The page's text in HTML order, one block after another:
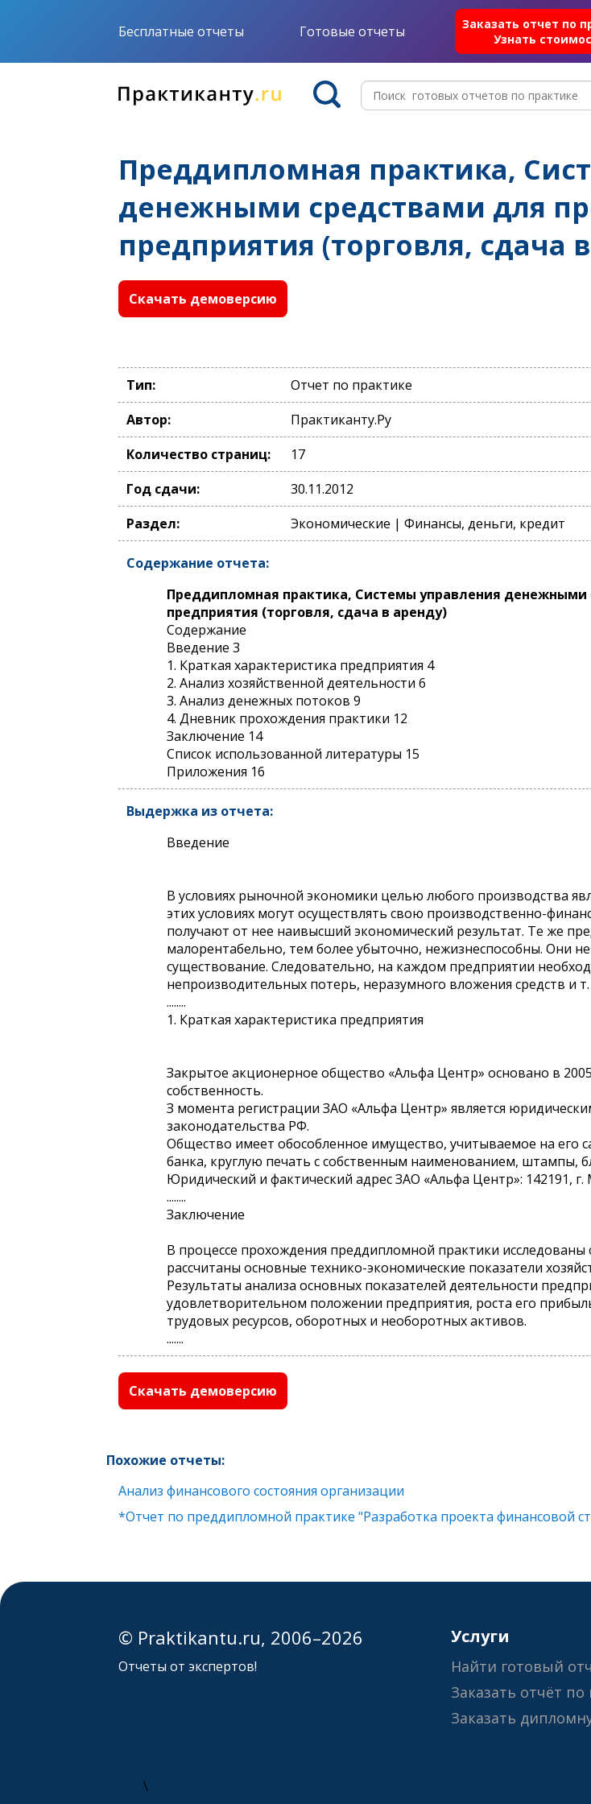
Бесплатные отчеты Готовые отчеты
Заказать отчет по
Узнать
Преддипломная практика,
денежными средствами для
предприятия (торговля, сдача
Скачать демоверсию
Тип:
Отчет по практике
Автор:
Практиканту.Ру
Количество страниц:
17
Год сдачи:
30.11.2012
Раздел:
Экономические | Финансы, деньги, кредит
Содержание отчета:
Преддипломная практика, Системы управления
предприятия (торговля, сдача в аренду)
Содержание
Введение 3
1. Краткая характеристика предприятия 4
2. Анализ хозяйственной деятельности 6
3. Анализ денежных потоков 9
4. Дневник прохождения практики 12
Заключение 14
Список использованной литературы 15
Приложения 16
Выдержка из отчета:
Введение
В условиях рыночной экономики целью любого производства
этих условиях могут осуществлять свою производственно-
получают от нее наивысший экономический результат. Те же
малорентабельно, тем более убыточно, нежизнеспособны. Они
существование. Следовательно, на каждом предприятии
непроизводительных потерь, неразумного вложения средств и т.
........
1. Краткая характеристика предприятия
Закрытое акционерное общество «Альфа Центр» основано в
собственность.
З момента регистрации ЗАО «Альфа Центр» является
законодательства РФ.
Общество имеет обособленное имущество, учитываемое на его
банка, круглую печать с собственным наименованием, штампы,
Юридический и фактический адрес ЗАО «Альфа Центр»: 142191,
........
Заключение
В процессе прохождения преддипломной практики
рассчитаны основные технико-экономические показатели
Результаты анализа основных показателей деятельности
удовлетворительном положении предприятия, роста его
трудовых ресурсов, оборотных и необоротных активов.
.......
Скачать демоверсию
Похожие отчеты:
Анализ финансового состояния организации
*Отчет по преддипломной практике "Разработка проекта финансовой
© Praktikantu.ru, 2006–2026
Отчеты от экспертов!
Услуги
Найти готовый
Заказать отчёт
Заказать
\